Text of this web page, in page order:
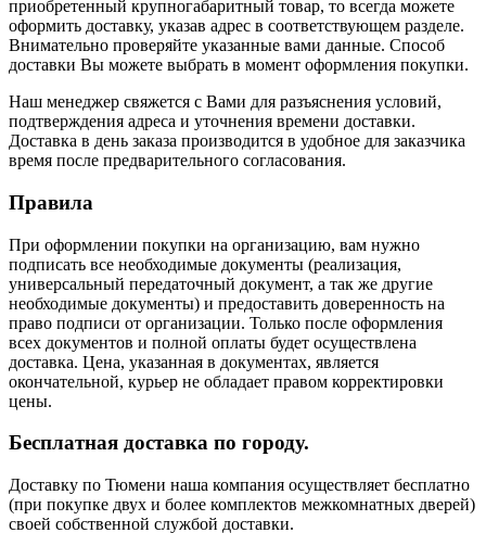
приобретенный крупногабаритный товар, то всегда можете
оформить доставку, указав адрес в соответствующем разделе.
Внимательно проверяйте указанные вами данные. Способ
доставки Вы можете выбрать в момент оформления покупки.
Наш менеджер свяжется с Вами для разъяснения условий,
подтверждения адреса и уточнения времени доставки.
Доставка в день заказа производится в удобное для заказчика
время после предварительного согласования.
Правила
При оформлении покупки на организацию, вам нужно
подписать все необходимые документы (реализация,
универсальный передаточный документ, а так же другие
необходимые документы) и предоставить доверенность на
право подписи от организации. Только после оформления
всех документов и полной оплаты будет осуществлена
доставка. Цена, указанная в документах, является
окончательной, курьер не обладает правом корректировки
цены.
Бесплатная доставка по городу.
Доставку по Тюмени наша компания осуществляет бесплатно
(при покупке двух и более комплектов межкомнатных дверей)
своей собственной службой доставки.